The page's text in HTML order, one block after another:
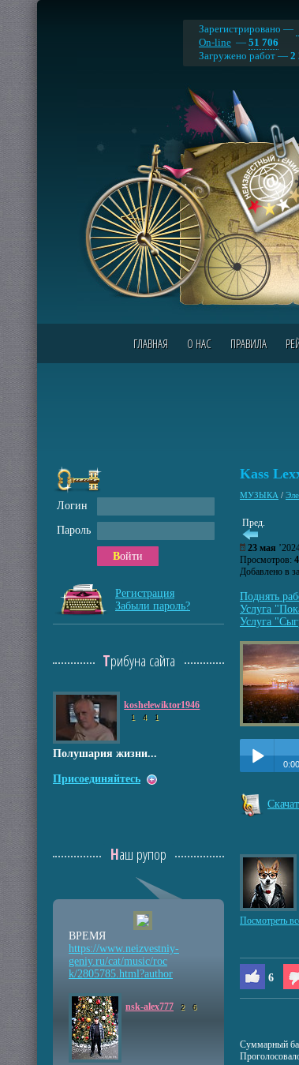
Зарегистрировано —
On-line — 51 706
Загружено работ — 2
ГЛАВНАЯ О НАС ПРАВИЛА
Kass
МУЗЫКА /
Пред.
23 мая
Просмотров:
Добавлено в
Поднять
Услуга
Услуга
Play /
pause
0:00
Посмотреть
6
Суммарный
Логин
Пароль
Войти
Регистрация
Забыли пароль?
Трибуна сайта
koshelewiktor1946
1 4 1
Полушария жизни...
Присоединяйтесь
Наш рупор
ВРЕМЯ
https://www.neizvestniy-
geniy.ru/cat/music/roc
k/2805785.html?author
nsk-alex777 2 6